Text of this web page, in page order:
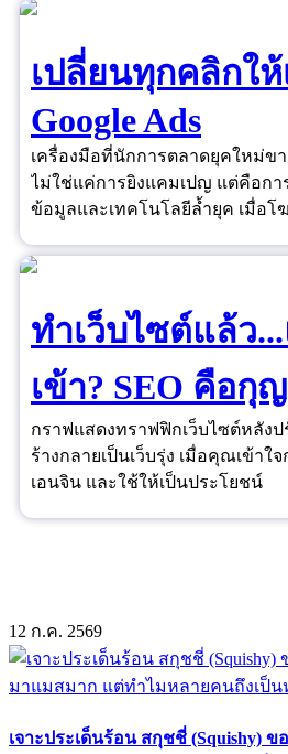
เปลี่ยนทุกคลิกใ
Google Ads
เครื่องมือที่นักการตลาดยุคใหม่ขา
ไม่ใช่แค่การยิงแคมเปญ แต่คือกา
ข้อมูลและเทคโนโลยีล้ำยุค เมื่อ
ดวงอีกต่อไป
ทำเว็บไซต์แล้ว
เข้า? SEO คือ
กราฟแสดงทราฟฟิกเว็บไซต์หลังป
ร้างกลายเป็นเว็บรุ่ง เมื่อคุณเข้าใ
เอนจิน และใช้ให้เป็นประโยชน์
12 ก.ค. 2569
เจาะประเด็นร้อน สกุชชี่ (Squishy)